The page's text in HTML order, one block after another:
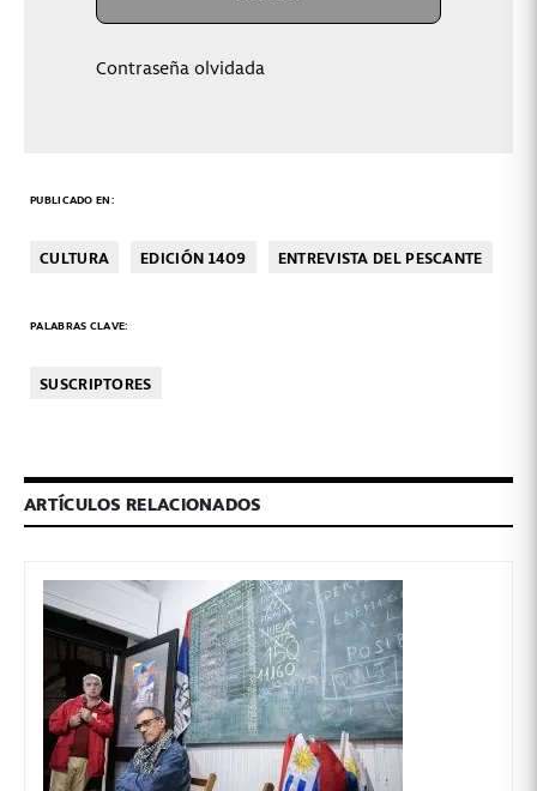
Contraseña olvidada
PUBLICADO EN:
CULTURA EDICIÓN 1409 ENTREVISTA DEL PESCANTE
PALABRAS CLAVE:
SUSCRIPTORES
ARTÍCULOS RELACIONADOS